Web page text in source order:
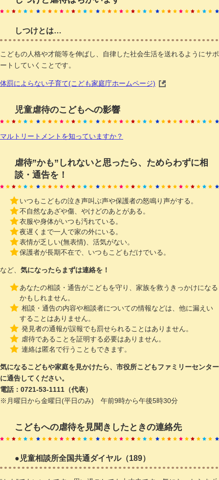
しつけとは…
こどもの人格や才能等を伸ばし、自律した社会生活を送れるようにサポ
ートしていくことです。
体罰によらない子育て(こども家庭庁ホームページ)
児童虐待のこどもへの影響
マルトリートメントを知っていますか？
虐待”かも”しれないと思ったら、ためらわずに相
談・通告を！
いつもこどもの泣き声叫ぶ声や保護者の怒鳴り声がする。
不自然なあざや傷、やけどのあとがある。
衣服や身体がいつも汚れている。
夜遅くまで一人で家の外にいる。
表情が乏しい(無表情)、活気がない。
保護者が長期不在で、いつもこどもだけでいる。
など、 気になったらまずは連絡を！
あなたの相談・通告がこどもを守り、家族を救うきっかけになる
かもしれません。
相談・通告の内容や相談者についての情報などは、他に漏えい
することはありません。
発見者の通報が誤報でも罰せられることはありません。
虐待であることを証明する必要はありません。
連絡は匿名で行うこともできます。
気になるこどもや家庭を見かけたら、市役所こどもファミリーセンター
に通告してください。
電話：0721-53-1111（代表）
※月曜日から金曜日(平日のみ) 午前9時から午後5時30分
こどもへの虐待を見聞きしたときの連絡先
●児童相談所全国共通ダイヤル（189）